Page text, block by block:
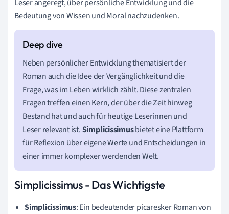
Leser angeregt, über persönliche Entwicklung und die
Bedeutung von Wissen und Moral nachzudenken.
Neben persönlicher Entwicklung thematisiert der
Roman auch die Idee der Vergänglichkeit und die
Frage, was im Leben wirklich zählt. Diese zentralen
Fragen treffen einen Kern, der über die Zeit hinweg
Bestand hat und auch für heutige Leserinnen und
Leser relevant ist.Simplicissimusbietet eine Plattform
für Reflexion über eigene Werte und Entscheidungen in
einer immer komplexer werdenden Welt.
Simplicissimus - Das Wichtigste
Simplicissimus: Ein bedeutender picaresker Roman von